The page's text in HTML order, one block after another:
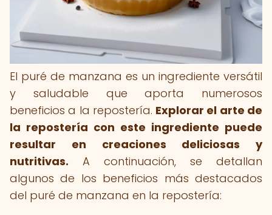
El puré de manzana es un ingrediente versátil
y saludable que aporta numerosos
beneficios a la repostería. Explorar el arte de
la repostería con este ingrediente puede
resultar en creaciones deliciosas y
nutritivas. A continuación, se detallan
algunos de los beneficios más destacados
del puré de manzana en la repostería: